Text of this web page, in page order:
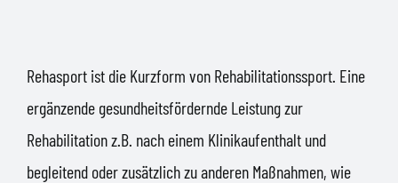
Rehasport ist die Kurzform von Rehabilitationssport. Eine
ergänzende gesundheitsfördernde Leistung zur
Rehabilitation z.B. nach einem Klinikaufenthalt und
begleitend oder zusätzlich zu anderen Maßnahmen, wie